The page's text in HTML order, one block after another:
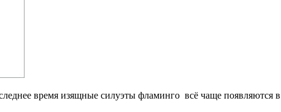
время изящные силуэты фламинго всё чаще появляются